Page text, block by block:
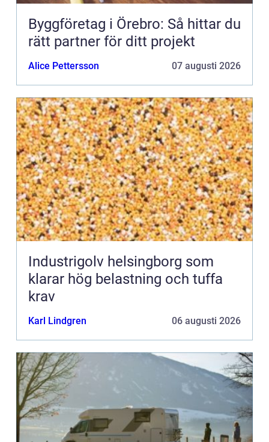
Byggföretag i Örebro: Så hittar du
rätt partner för ditt projekt
Alice Pettersson 07 augusti 2026
Industrigolv helsingborg som
klarar hög belastning och tuffa
krav
Karl Lindgren 06 augusti 2026